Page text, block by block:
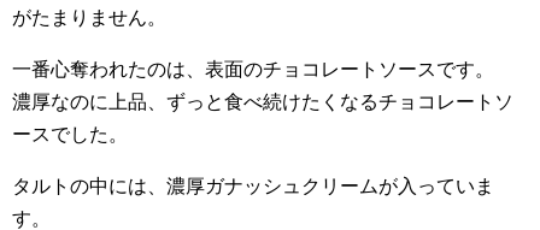
がたまりません。
一番心奪われたのは、表面のチョコレートソースです。
濃厚なのに上品、ずっと食べ続けたくなるチョコレートソ
ースでした。
タルトの中には、濃厚ガナッシュクリームが入っていま
す。